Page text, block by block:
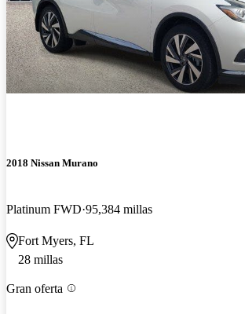
2018 Nissan Murano
Platinum FWD 95,384 millas
Fort Myers, FL
28 millas
Gran oferta